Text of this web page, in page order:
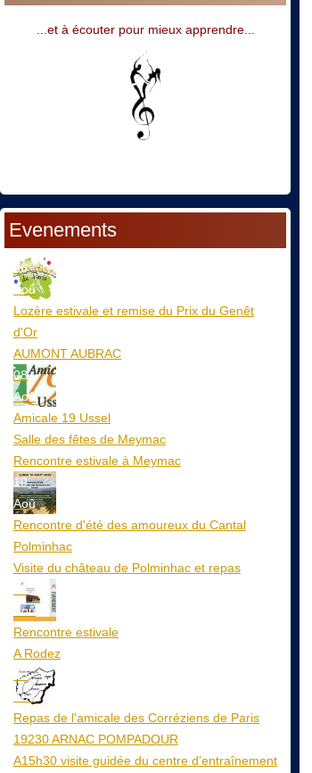
...et à écouter pour mieux apprendre...
Evenements
06
Aoû
Lozère estivale et remise du Prix du Genêt
d'Or
AUMONT AUBRAC
08
Aoû
Amicale 19 Ussel
Salle des fêtes de Meymac
Rencontre estivale à Meymac
10
Aoû
Rencontre d'été des amoureux du Cantal
Polminhac
Visite du château de Polminhac et repas
12
Aoû
Rencontre estivale
A Rodez
23
Aoû
Repas de l'amicale des Corréziens de Paris
19230 ARNAC POMPADOUR
A15h30 visite guidée du centre d’entraînement